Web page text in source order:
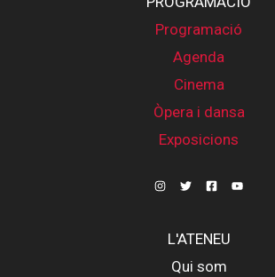
Programació
Agenda
Cinema
Òpera i dansa
Exposicions
L'ATENEU
Qui som